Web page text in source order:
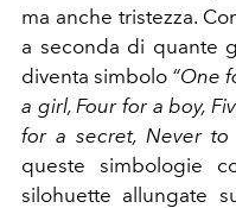
ma anche tristezza.
a seconda di quante
diventa simbolo “One
a girl, Four for a boy,
for a secret, Never to
queste simbologie
silohuette allungate